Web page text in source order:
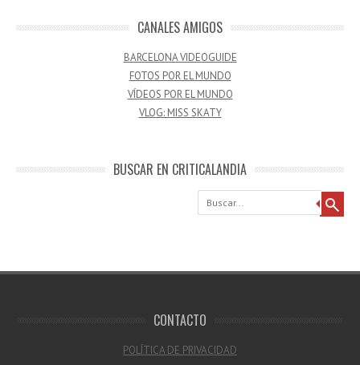
CANALES AMIGOS
BARCELONA VIDEOGUIDE
FOTOS POR EL MUNDO
VÍDEOS POR EL MUNDO
VLOG: MISS SKATY
BUSCAR EN CRITICALANDIA
Buscar
CONTACTO
POLÍTICA DE PRIVACIDAD